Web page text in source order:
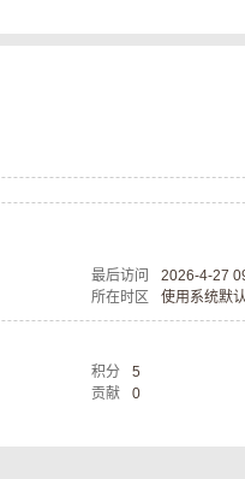
最后访问
2026-4-27
所在时区 使用系统默
积分
5
贡献 0